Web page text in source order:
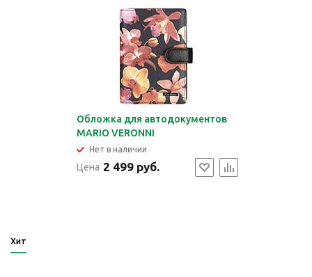
Обложка для автодокументов
MARIO VERONNI
Нет в наличии
Цена 2 499 руб.
Хит